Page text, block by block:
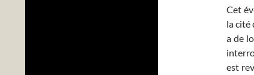
Cet
la cité
a de
est